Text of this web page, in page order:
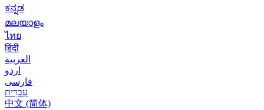
ಕನ್ನಡ
മലയാളം
ไทย
हिंदी
العربية
اردو
فارسی
עִברִית
中文 (简体)